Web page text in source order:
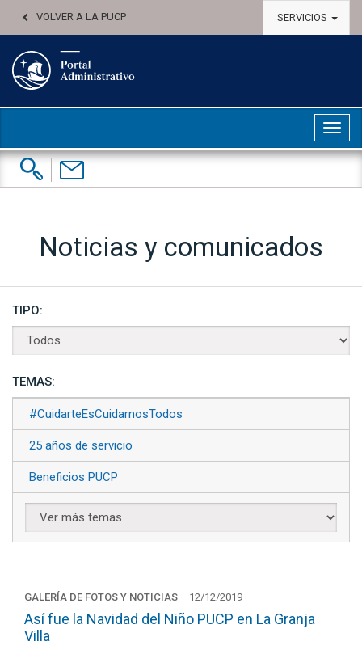
VOLVER A LA PUCP SERVICIOS
Buscar:
Contáctenos
Noticias y comunicados
TIPO:
TEMAS:
#CuidarteEsCuidarnosTodos
25 años de servicio
Beneficios PUCP
GALERÍA DE FOTOS Y NOTICIAS 12/12/2019
Así fue la Navidad del Niño PUCP en La Granja
Villa